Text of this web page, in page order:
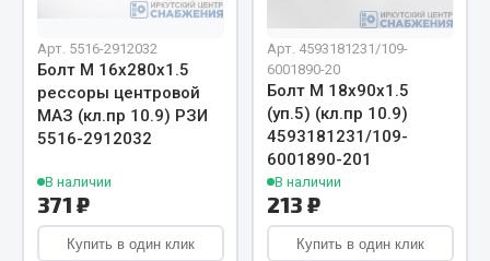
Автомобильная электрика
Блоки реле и предохранителей
Вилки нагрузочные
Выключатели и переключатели клавишные
Арт. 5516-2912032
Болт М 16х280х1.5
рессоры центровой
МАЗ (кл.пр 10.9) РЗИ
5516-2912032
В наличии
371 ₽
Купить в один клик
Арт. 4593181231/109-
6001890-20
Болт М 18х90х1.5
(уп.5) (кл.пр 10.9)
4593181231/109-
6001890-201
В наличии
213 ₽
Купить в один клик